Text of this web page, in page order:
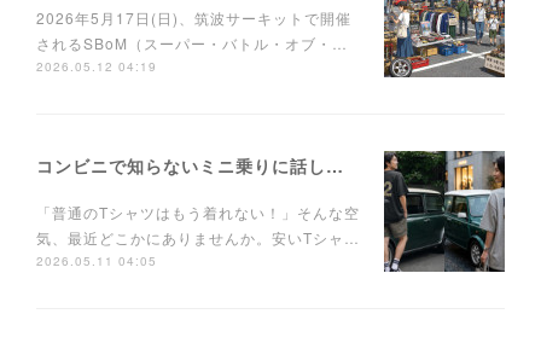
2026年5月17日(日)、筑波サーキットで開催
されるSBoM（スーパー・バトル・オブ・…
2026.05.12 04:19
コンビニで知らないミニ乗りに話しかけられるTシャツ
「普通のTシャツはもう着れない！」そんな空
気、最近どこかにありませんか。安いTシャ…
2026.05.11 04:05